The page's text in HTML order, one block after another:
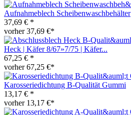
Aufnahmeblech Scheibenwaschbehälter
37,69 € *
vorher 37,69 €*
Heck | Käfer 8/67»7/75 | Käfer...
67,25 € *
vorher 67,25 €*
Karosseriedichtung B-Qualität Gummi
13,17 € *
vorher 13,17 €*